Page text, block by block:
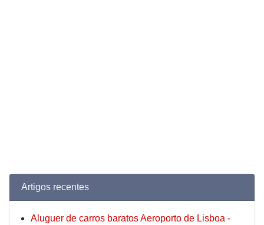
Artigos recentes
Aluguer de carros baratos Aeroporto de Lisboa -